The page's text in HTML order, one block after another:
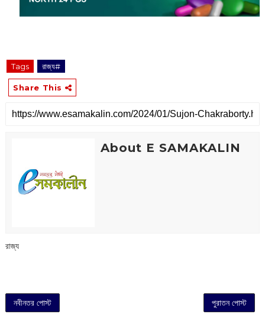
Tags রাজ্য#
Share This
About E SAMAKALIN
রাজ্য
নবীনতর পোস্ট পুরাতন পোস্ট